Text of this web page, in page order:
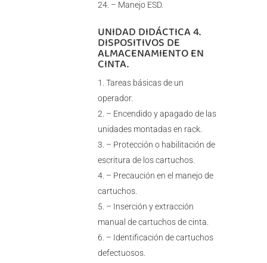
– Manejo ESD.
UNIDAD DIDÁCTICA 4.
DISPOSITIVOS DE
ALMACENAMIENTO EN
CINTA.
Tareas básicas de un
operador.
– Encendido y apagado de las
unidades montadas en rack.
– Protección o habilitación de
escritura de los cartuchos.
– Precaución en el manejo de
cartuchos.
– Inserción y extracción
manual de cartuchos de cinta.
– Identificación de cartuchos
defectuosos.